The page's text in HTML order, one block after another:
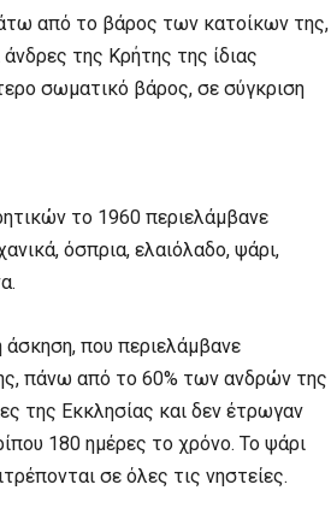
από το βάρος των κατοίκων της,
της Κρήτης της ίδιας
σωματικό βάρος, σε σύγκριση
το 1960 περιελάμβανε
όσπρια, ελαιόλαδο, ψάρι,
άσκηση, που περιελάμβανε
πάνω από το 60% των ανδρών της
της Εκκλησίας και δεν έτρωγαν
180 ημέρες το χρόνο. Το ψάρι
σε όλες τις νηστείες.